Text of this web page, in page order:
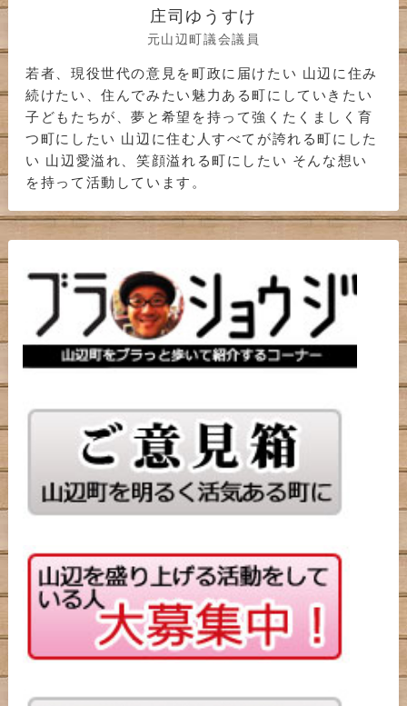
庄司ゆうすけ
元山辺町議会議員
若者、現役世代の意見を町政に届けたい 山辺に住み
続けたい、住んでみたい魅力ある町にしていきたい
子どもたちが、夢と希望を持って強くたくましく育
つ町にしたい 山辺に住む人すべてが誇れる町にした
い 山辺愛溢れ、笑顔溢れる町にしたい そんな想い
を持って活動しています。